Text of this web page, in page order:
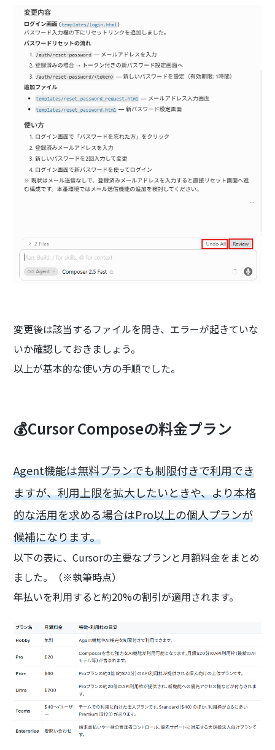
変更後は該当するファイルを開き、エラーが起きていな
いか確認しておきましょう。
以上が基本的な使い方の手順でした。
💰Cursor Composeの料金プラン
Agent機能は無料プランでも制限付きで利用でき
ますが、利用上限を拡大したいときや、より本格
的な活用を求める場合はPro以上の個人プランが
候補になります。
以下の表に、Cursorの主要なプランと月額料金をまとめ
ました。（※執筆時点）
年払いを利用すると約20%の割引が適用されます。